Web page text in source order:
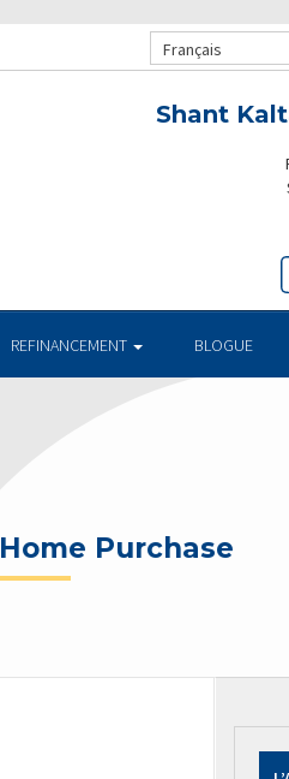
Français
Shant
REFINANCEMENT BLOGUE
Home Purchase